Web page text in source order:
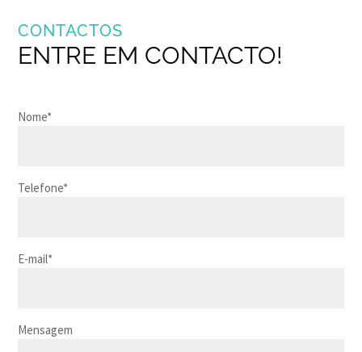
CONTACTOS
ENTRE EM CONTACTO!
Nome*
Telefone*
E-mail*
Mensagem